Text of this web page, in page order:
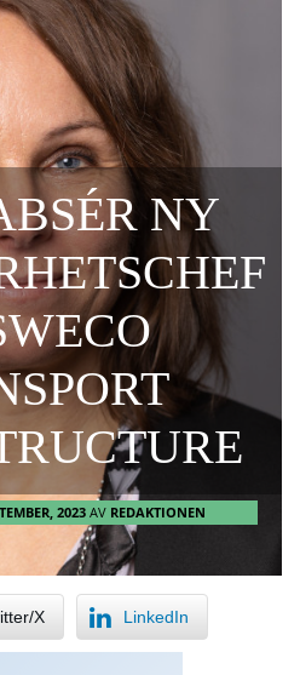
NY
2023AV REDAKTIONEN
X LinkedIn